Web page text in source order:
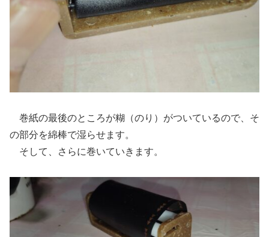
巻紙の最後のところが糊（のり）がついているので、そ
の部分を綿棒で湿らせます。
そして、さらに巻いていきます。